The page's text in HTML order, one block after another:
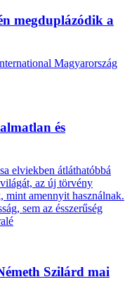
megduplázódik a
Magyarország
és
elviekben átláthatóbbá
az új törvény
mint amennyit használnak.
sem az ésszerűség
Szilárd mai